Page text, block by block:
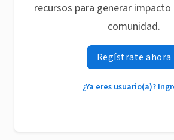
recursos para generar
comunidad.
Regístrate ahora
¿Ya eres usuario(a)?